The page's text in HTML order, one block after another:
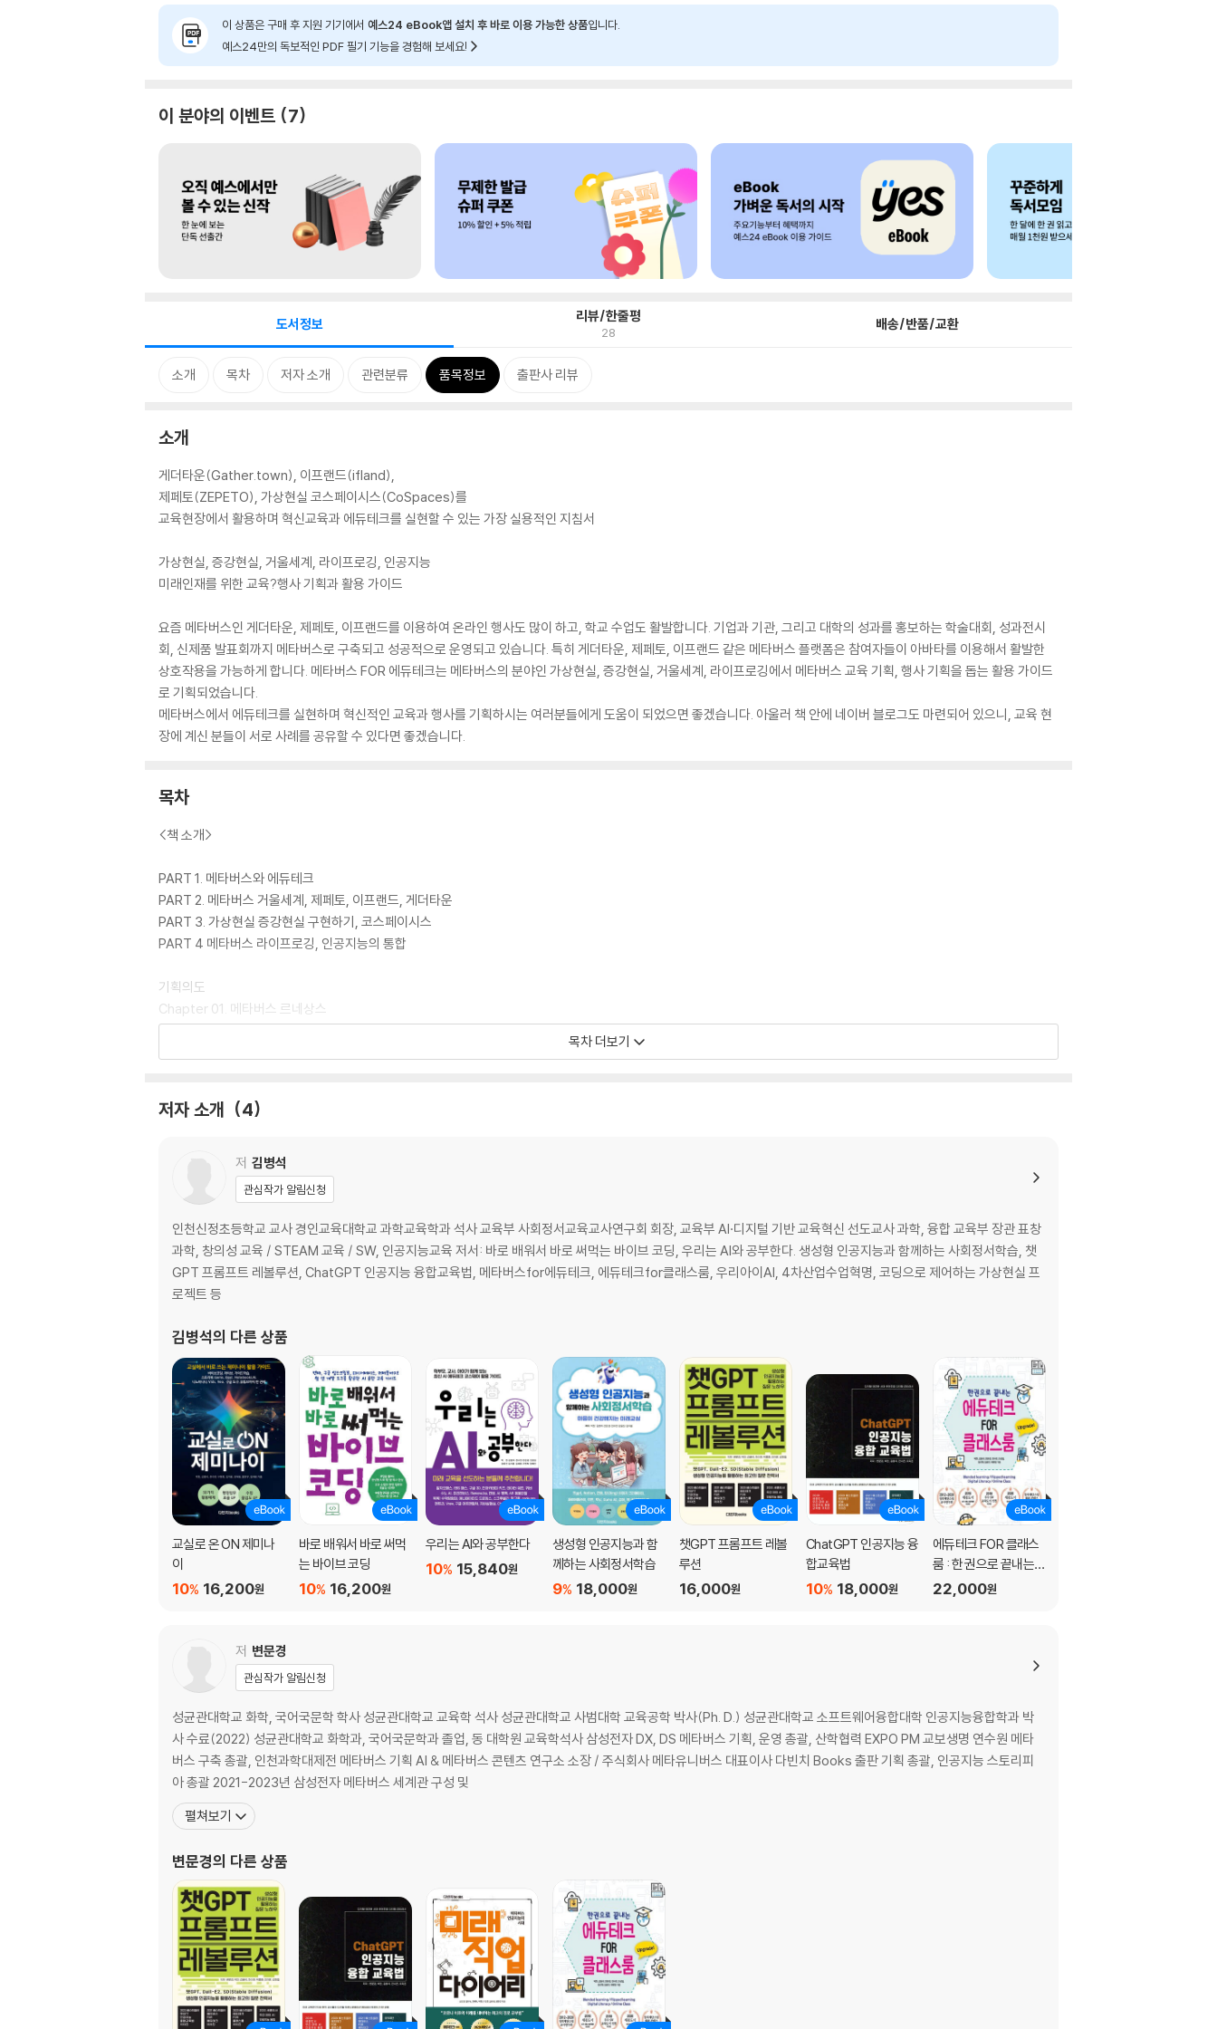
이 상품은 구매 후 지원 기기에서 예스24 eBook앱 설치 후 바로 이용 가능한 상품입니다.
예스24만의 독보적인 PDF 필기 기능을 경험해 보세요!
이 분야의 이벤트 7
도서정보 리뷰/한줄평
28 배송/반품/교환
소개 목차 저자 소개 관련분류 품목정보 출판사 리뷰
소개
게더타운(Gather.town), 이프랜드(ifland),
제페토(ZEPETO), 가상현실 코스페이시스(CoSpaces)를
교육현장에서 활용하며 혁신교육과 에듀테크를 실현할 수 있는 가장 실용적인 지침서
가상현실, 증강현실, 거울세계, 라이프로깅, 인공지능
미래인재를 위한 교육?행사 기획과 활용 가이드
요즘 메타버스인 게더타운, 제페토, 이프랜드를 이용하여 온라인 행사도 많이 하고, 학교 수업도 활발합니다. 기업과 기관, 그리고 대학의 성과를 홍보하는 학술대회, 성과전시
회, 신제품 발표회까지 메타버스로 구축되고 성공적으로 운영되고 있습니다. 특히 게더타운, 제페토, 이프랜드 같은 메타버스 플랫폼은 참여자들이 아바타를 이용해서 활발한
상호작용을 가능하게 합니다. 메타버스 FOR 에듀테크는 메타버스의 분야인 가상현실, 증강현실, 거울세계, 라이프로깅에서 메타버스 교육 기획, 행사 기획을 돕는 활용 가이드
로 기획되었습니다.
메타버스에서 에듀테크를 실현하며 혁신적인 교육과 행사를 기획하시는 여러분들에게 도움이 되었으면 좋겠습니다. 아울러 책 안에 네이버 블로그도 마련되어 있으니, 교육 현
장에 계신 분들이 서로 사례를 공유할 수 있다면 좋겠습니다.
목차
<책 소개>
PART 1. 메타버스와 에듀테크
PART 2. 메타버스 거울세계, 제페토, 이프랜드, 게더타운
PART 3. 가상현실 증강현실 구현하기, 코스페이시스
PART 4 메타버스 라이프로깅, 인공지능의 통합
기획의도
Chapter 01. 메타버스 르네상스
01. 메타버스로 입주
05. 메타버스 플랫폼 비교
07. 콘서트, 웹툰, 웹소설 메타버스
08. 에듀테크(EduTech)
09. 메타버스와 에듀테크
10. 메타버스로 가능한 혁신교육
11. 메타버스 시대와 프로슈머형 크리에이터
12. 메타버스 시대, ‘재미’는 직업이 되고 진로가 된다
13. 메타버스 자유학기제에서 진로 탐색
15. 메타버스 시대의 교육
16. 학교는 이제 메타버스와 공존
17. 게더타운의 장점과 차별점
18. 디지털 네이티브의 메타버스 라이프
19. 교육에 메타버스를 활용하는 또 다른 장점
20. 메타버스 활용 교육을 위한 제언
PART2. 메타버스 거울세계, 제페토, 이프랜드, 게더타운
Chapter 01. 제페토(ZEPETO)
01. ‘ZEPETO’ 활용
02. ‘ZEPETO’를 이용한 특별활동 진행하기
01. ‘ifland’ 활용
02. ‘Ifland’를 이용해 행사 진행하기
04. 행사 진행시 발생하는 특징들
Chaper 03. 게더타운(Gather Town)
01. 게더타운의 장점
02. 게더타운 요금제
03. 게더타운에 로그인 하기
(1) 한국어 번역 기능의 설정
04. 템플릿 활용하여 공간 구축하기
(1) 템플릿 선택하기
(2) 카메라와 마이크와 스피커 설정
(3) 구축한 공간에 초대하기
05. ‘Gather Town’ 공간을 이용한 수업 진행
목차 더보기
저자 소개 4
저 김병석
관심작가 알림신청
인천신정초등학교 교사 경인교육대학교 과학교육학과 석사 교육부 사회정서교육교사연구회 회장, 교육부 AI·디지털 기반 교육혁신 선도교사 과학, 융합 교육부 장관 표창
과학, 창의성 교육 / STEAM 교육 / SW, 인공지능교육 저서: 바로 배워서 바로 써먹는 바이브 코딩, 우리는 AI와 공부한다. 생성형 인공지능과 함께하는 사회정서학습, 챗
GPT 프롬프트 레볼루션, ChatGPT 인공지능 융합교육법, 메타버스for에듀테크, 에듀테크for클래스룸, 우리아이AI, 4차산업수업혁명, 코딩으로 제어하는 가상현실 프
로젝트 등
김병석의 다른 상품
교실로 온 ON 제미나
이
16,200원
10%
바로 배워서 바로 써먹
는 바이브 코딩
16,200원
10%
우리는 AI와 공부한다
15,840원
10%
생성형 인공지능과 함
께하는 사회정서학습
18,000원
9%
챗GPT 프롬프트 레볼
루션
16,000원
ChatGPT 인공지능 융
합교육법
18,000원
10%
에듀테크 FOR 클래스
룸 : 한 권으로 끝내는
원격교육, 온라인 수업
22,000원
저 변문경
관심작가 알림신청
성균관대학교 화학, 국어국문학 학사 성균관대학교 교육학 석사 성균관대학교 사범대학 교육공학 박사(Ph. D.) 성균관대학교 소프트웨어융합대학 인공지능융합학과 박
사 수료(2022) 성균관대학교 화학과, 국어국문학과 졸업, 동 대학원 교육학석사 삼성전자 DX, DS 메타버스 기획, 운영 총괄, 산학협력 EXPO PM 교보생명 연수원 메타
버스 구축 총괄, 인천과학대제전 메타버스 기획 AI & 메타버스 콘텐츠 연구소 소장 / 주식회사 메타유니버스 대표이사 다빈치 Books 출판 기획 총괄, 인공지능 스토리피
아 총괄 2021-2023년 삼성전자 메타버스 세계관 구성 및
펼쳐보기
변문경의 다른 상품